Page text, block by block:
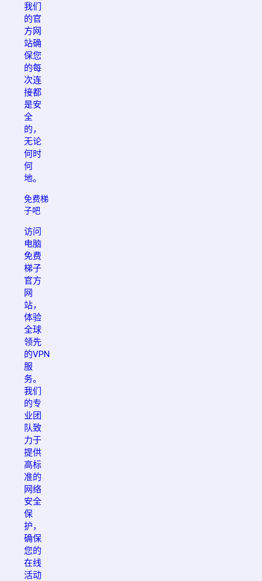
我们
的官
方网
站确
保您
的每
次连
接都
是安
全
的，
无论
何时
何
地。
免费梯
子吧
访问
电脑
免费
梯子
官方
网
站，
体验
全球
领先
的VPN
服
务。
我们
的专
业团
队致
力于
提供
高标
准的
网络
安全
保
护，
确保
您的
在线
活动